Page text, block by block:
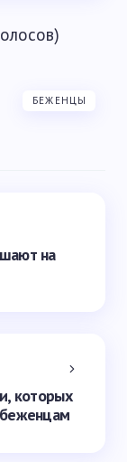
БЕЖЕНЦЫ
на
которых
беженцам